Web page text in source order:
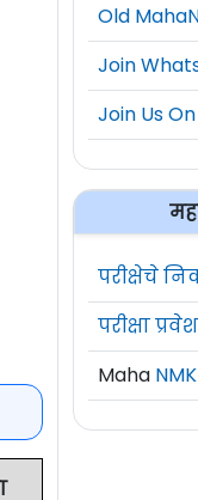
Old
Join
Join Us
परीक्षेचे
परीक्षा
Maha NMK